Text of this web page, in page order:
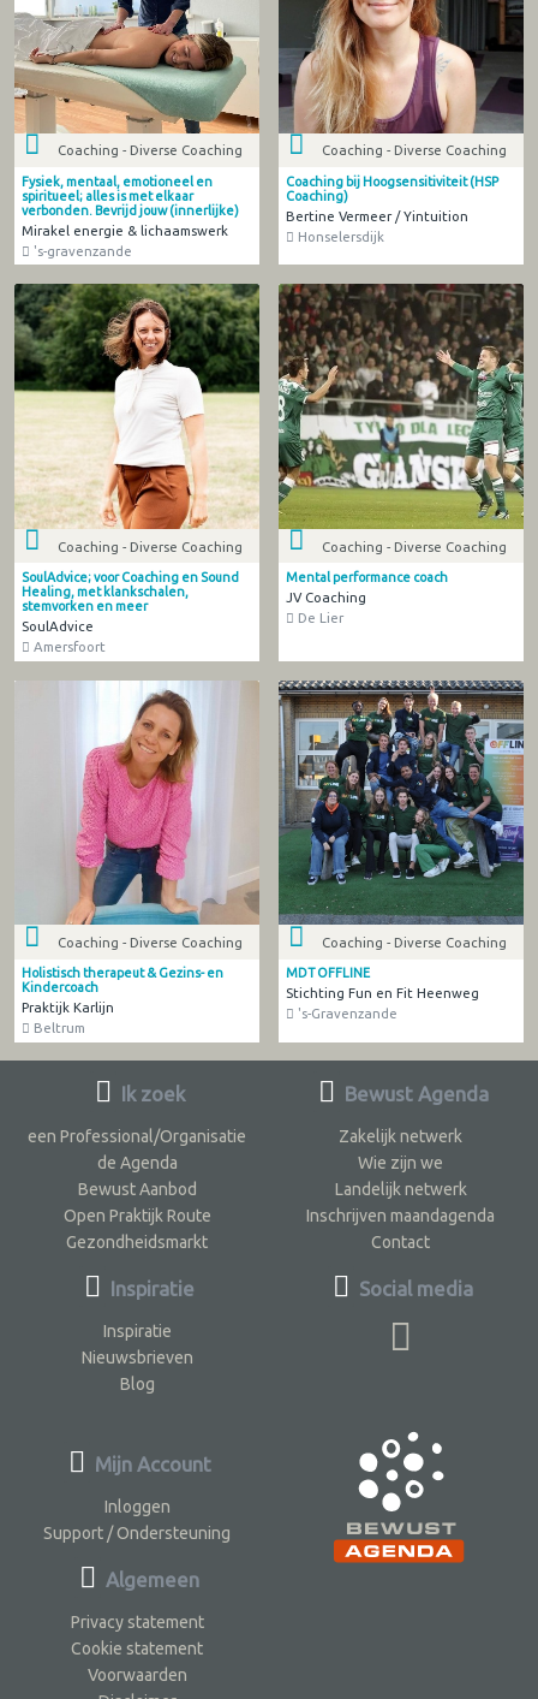
Coaching - Diverse Coaching
Fysiek, mentaal, emotioneel en
spiritueel; alles is met elkaar
verbonden. Bevrijd jouw (innerlijke)
Mirakel energie & lichaamswerk
's-gravenzande
Coaching - Diverse Coaching
Coaching bij Hoogsensitiviteit (HSP
Coaching)
Bertine Vermeer / Yintuition
Honselersdijk
Coaching - Diverse Coaching
SoulAdvice; voor Coaching en Sound
Healing, met klankschalen,
stemvorken en meer
SoulAdvice
Amersfoort
Coaching - Diverse Coaching
Mental performance coach
JV Coaching
De Lier
Coaching - Diverse Coaching
Holistisch therapeut & Gezins- en
Kindercoach
Praktijk Karlijn
Beltrum
Coaching - Diverse Coaching
MDT OFFLINE
Stichting Fun en Fit Heenweg
's-Gravenzande
Ik zoek
een Professional/Organisatie
de Agenda
Bewust Aanbod
Open Praktijk Route
Gezondheidsmarkt
Inspiratie
Inspiratie
Nieuwsbrieven
Blog
Bewust Agenda
Zakelijk netwerk
Wie zijn we
Landelijk netwerk
Inschrijven maandagenda
Contact
Social media
Mijn Account
Inloggen
Support / Ondersteuning
Algemeen
Privacy statement
Cookie statement
Voorwaarden